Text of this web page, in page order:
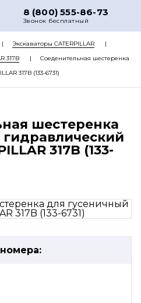
8 (800) 555-86-73
Звонок бесплатный
О НАС
ЗАПЧАСТЕЙ
Экскаваторы CATERPILLAR
317B
Соеденительная шестеренка
317B (133-6731)
шестеренка
317B (133-